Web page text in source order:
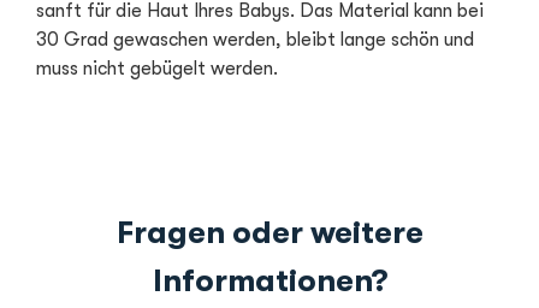
sanft für die Haut Ihres Babys. Das Material kann bei
30 Grad gewaschen werden, bleibt lange schön und
muss nicht gebügelt werden.
Fragen oder weitere
Informationen?